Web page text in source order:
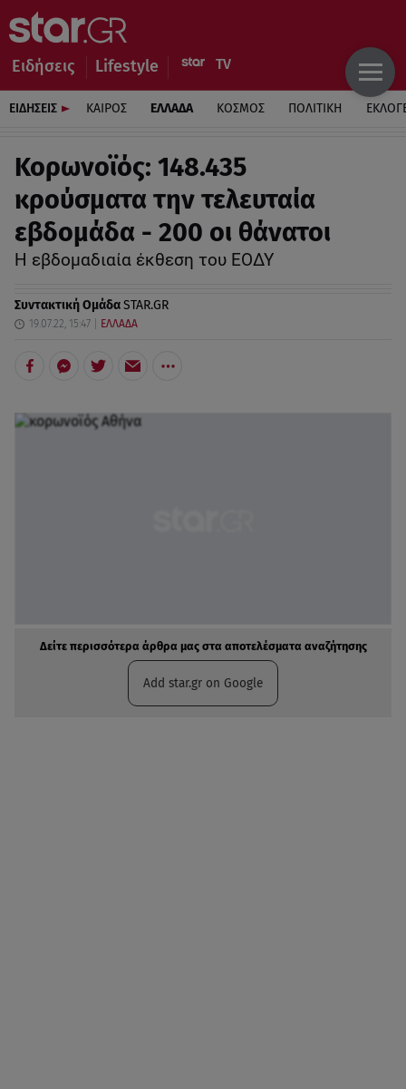
Ειδήσεις Lifestyle
ΕΙΔΗΣΕΙΣ ΚΑΙΡΟΣ ΕΛΛΑΔΑ ΚΟΣΜΟΣ ΠΟΛΙΤΙΚΗ
Κορωνοϊός: 148.435
κρούσματα την τελευταία
εβδομάδα - 200 οι θάνατοι
Η εβδομαδιαία έκθεση του ΕΟΔΥ
Συντακτική ΟμάδαSTAR.GR
19.07.22, 15:47 ΕΛΛΑΔΑ
Δείτε περισσότερα άρθρα μας στα αποτελέσματα αναζήτησης
Add star.gr on Google